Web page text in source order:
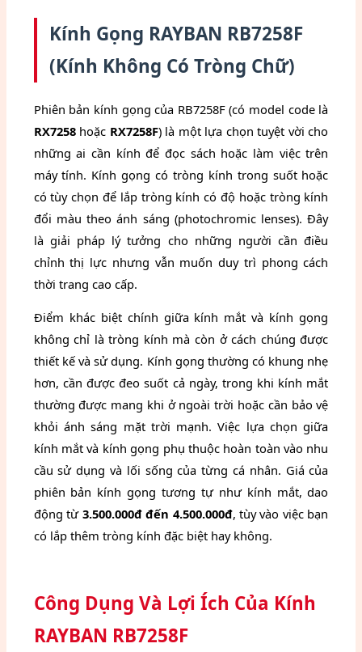
Kính Gọng RAYBAN RB7258F
(Kính Không Có Tròng Chữ)
Phiên bản kính gọng của RB7258F (có model code là
RX7258hoặc RX7258F) là một lựa chọn tuyệt vời cho
những ai cần kính để đọc sách hoặc làm việc trên
máy tính. Kính gọng có tròng kính trong suốt hoặc
có tùy chọn để lắp tròng kính có độ hoặc tròng kính
đổi màu theo ánh sáng (photochromic lenses). Đây
là giải pháp lý tưởng cho những người cần điều
chỉnh thị lực nhưng vẫn muốn duy trì phong cách
thời trang cao cấp.
Điểm khác biệt chính giữa kính mắt và kính gọng
không chỉ là tròng kính mà còn ở cách chúng được
thiết kế và sử dụng. Kính gọng thường có khung nhẹ
hơn, cần được đeo suốt cả ngày, trong khi kính mắt
thường được mang khi ở ngoài trời hoặc cần bảo vệ
khỏi ánh sáng mặt trời mạnh. Việc lựa chọn giữa
kính mắt và kính gọng phụ thuộc hoàn toàn vào nhu
cầu sử dụng và lối sống của từng cá nhân. Giá của
phiên bản kính gọng tương tự như kính mắt, dao
động từ 3.500.000đ đến 4.500.000đ, tùy vào việc bạn
có lắp thêm tròng kính đặc biệt hay không.
Công Dụng Và Lợi Ích Của Kính
RAYBAN RB7258F